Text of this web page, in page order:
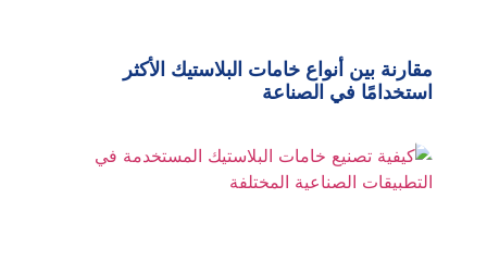
مقارنة بين أنواع خامات البلاستيك الأكثر
استخدامًا في الصناعة